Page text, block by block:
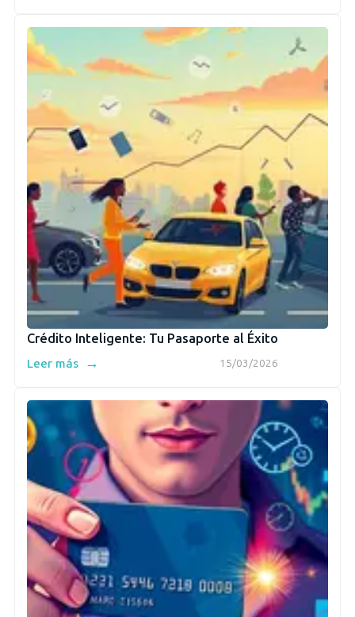
Crédito Inteligente: Tu Pasaporte al Éxito
15/03/2026
Leer más →